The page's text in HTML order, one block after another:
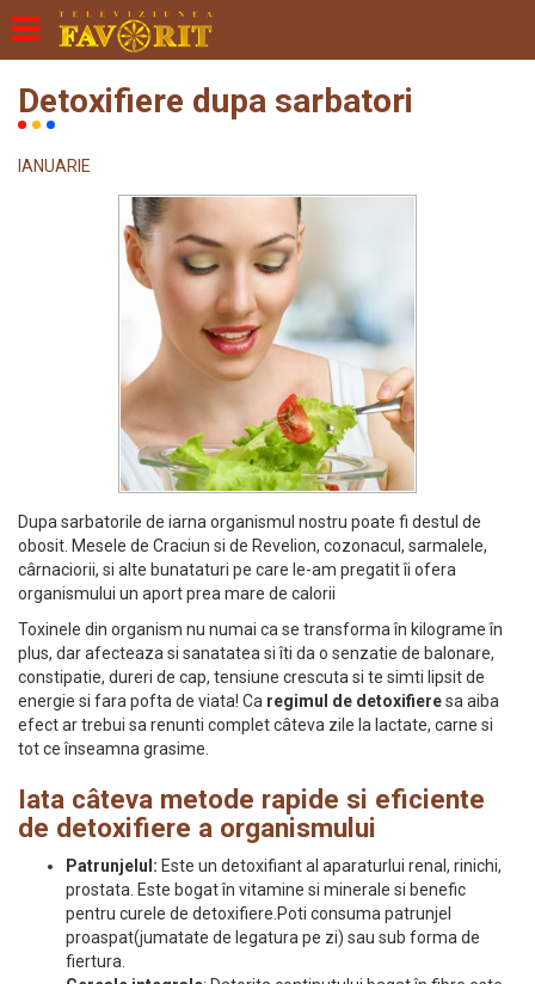
Detoxifiere dupa sarbatori
IANUARIE
Dupa sarbatorile de iarna organismul nostru poate fi destul de
obosit. Mesele de Craciun si de Revelion, cozonacul, sarmalele,
cârnaciorii, si alte bunataturi pe care le-am pregatit îi ofera
organismului un aport prea mare de calorii
Toxinele din organism nu numai ca se transforma în kilograme în
plus, dar afecteaza si sanatatea si îti da o senzatie de balonare,
constipatie, dureri de cap, tensiune crescuta si te simti lipsit de
energie si fara pofta de viata! Ca regimul de detoxifieresa aiba
efect ar trebui sa renunti complet câteva zile la lactate, carne si
tot ce înseamna grasime.
Iata câteva metode rapide si eficiente
de detoxifiere a organismului
Patrunjelul: Este un detoxifiant al aparaturlui renal, rinichi,
prostata. Este bogat în vitamine si minerale si benefic
pentru curele de detoxifiere.Poti consuma patrunjel
proaspat(jumatate de legatura pe zi) sau sub forma de
fiertura.